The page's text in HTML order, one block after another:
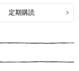
定期購読